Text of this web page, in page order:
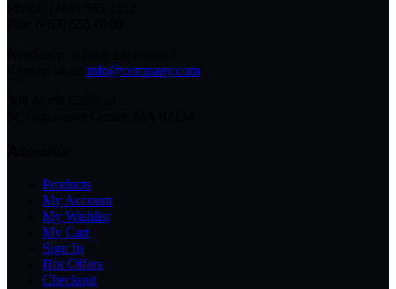
info@company.com
Products
My Account
My Wishlist
My Cart
Sign In
Hot Offers
Checkout